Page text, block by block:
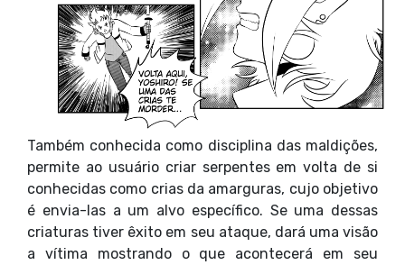
Também conhecida como disciplina das maldições,
permite ao usuário criar serpentes em volta de si
conhecidas como crias da amarguras, cujo objetivo
é envia-las a um alvo específico. Se uma dessas
criaturas tiver êxito em seu ataque, dará uma visão
a vítima mostrando o que acontecerá em seu